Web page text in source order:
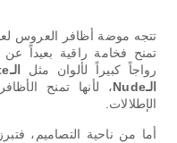
تمنح فخامة راقية بعيداً عن
رواجاً كبيراً لألوان مثل
الـMilky White
الـNude
، لأنها تمنح
الإطلالات.
أما من ناحية التصاميم،